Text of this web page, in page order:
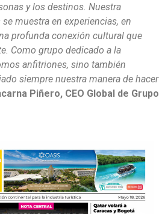
y los destinos. Nuestra
muestra en experiencias, en
profunda conexión cultural que
Como grupo dedicado a la
anfitriones, sino también
siempre nuestra manera de hacer
Piñero, CEO Global de Grupo